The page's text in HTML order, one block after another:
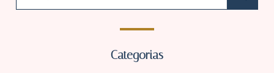
Categorias